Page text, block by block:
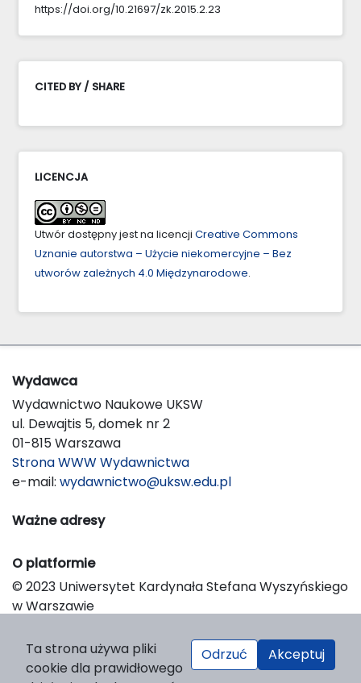
https://doi.org/10.21697/zk.2015.2.23
CITED BY / SHARE
LICENCJA
Utwór dostępny jest na licencji Creative Commons
Uznanie autorstwa – Użycie niekomercyjne – Bez
utworów zależnych 4.0 Międzynarodowe.
Wydawca
Wydawnictwo Naukowe UKSW
ul. Dewajtis 5, domek nr 2
01-815 Warszawa
Strona WWW Wydawnictwa
e-mail: wydawnictwo@uksw.edu.pl
Ważne adresy
O platformie
© 2023 Uniwersytet Kardynała Stefana Wyszyńskiego
w Warszawie
Platform & Workflow by OJS/PKP
Ta strona używa pliki
cookie dla prawidłowego
Odrzuć Akceptuj